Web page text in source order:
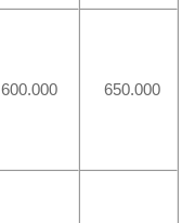
600.000 650.000